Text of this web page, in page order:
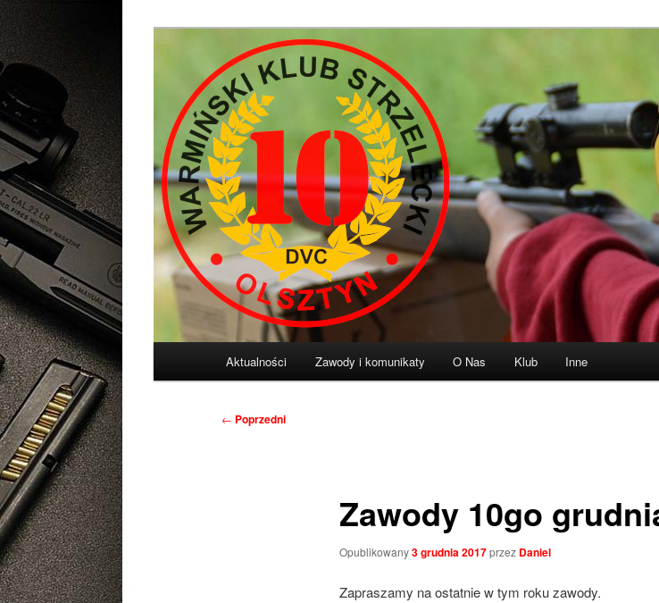
Przeskocz
do
tekstu
Warmiński Klub Strzelecki „10”
Diligentia Vis Celeritas
Aktualności Zawody i komunikaty O Nas Klub Inne
Nawigacja
← Poprzedni
Zawody 10go
Opublikowany3 grudnia 2017przez Daniel
Zapraszamy na ostatnie w tym roku zawody.